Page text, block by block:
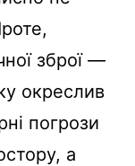
зброї —
окреслив
погрози
а